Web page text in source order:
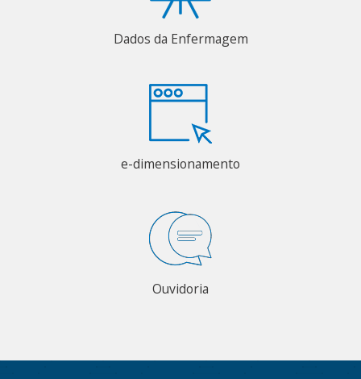
Dados da Enfermagem
e-dimensionamento
Ouvidoria